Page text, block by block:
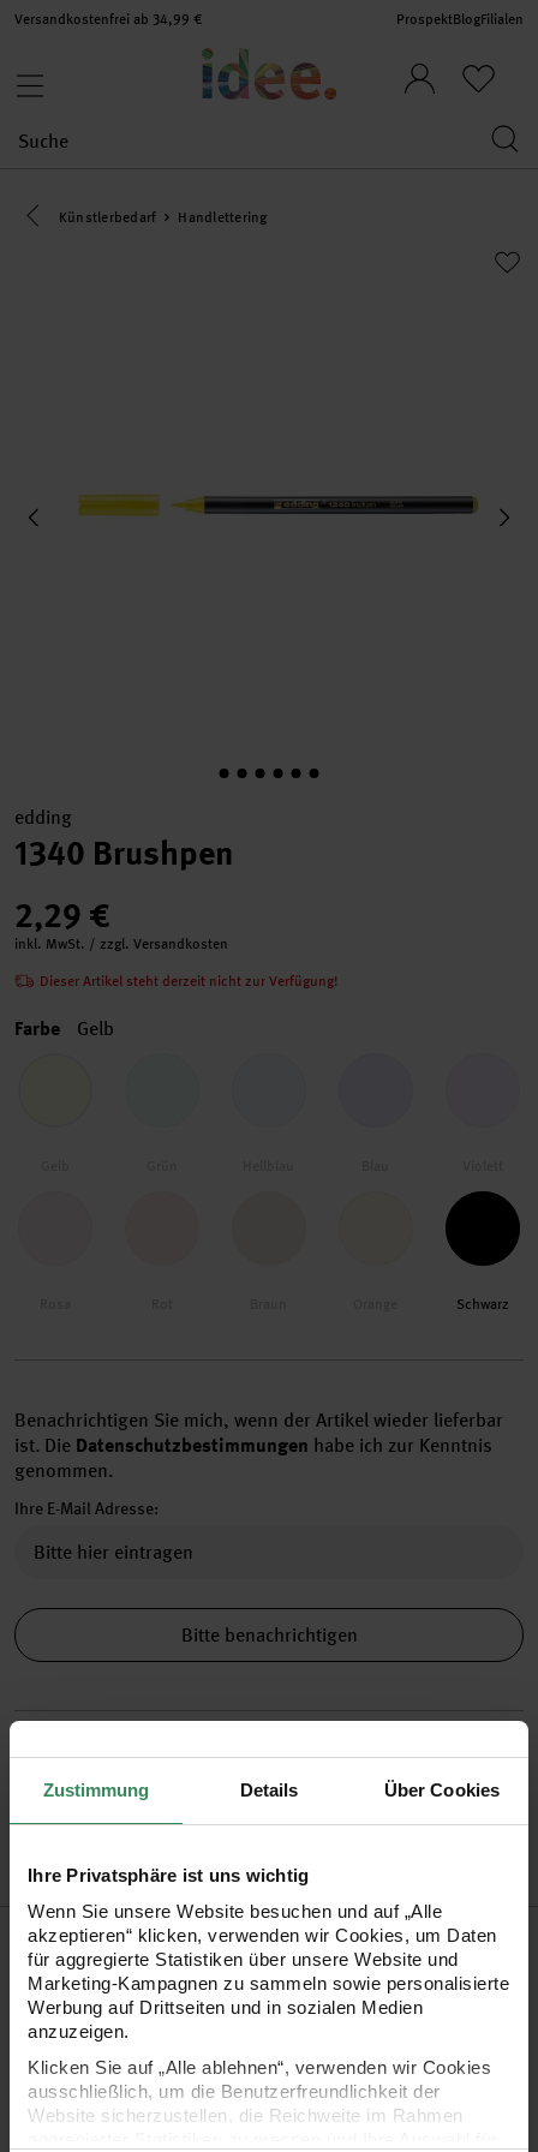
Zustimmung Details Über Cookies
Ihre Privatsphäre ist uns wichtig
Wenn Sie unsere Website besuchen und auf „Alle
akzeptieren“ klicken, verwenden wir Cookies, um Daten
für aggregierte Statistiken über unsere Website und
Marketing-Kampagnen zu sammeln sowie personalisierte
Werbung auf Drittseiten und in sozialen Medien
anzuzeigen.
Klicken Sie auf „Alle ablehnen“, verwenden wir Cookies
ausschließlich, um die Benutzerfreundlichkeit der
Website sicherzustellen, die Reichweite im Rahmen
Versandkostenfrei ab 34,99 € ProspektBlogFilialen
Eine Kategorie zurück navigieren
Künstlerbedarf Handlettering
edding
1340 Brushpen
2,29 €
inkl. MwSt. / zzgl. Versandkosten
Dieser Artikel steht derzeit nicht zur Verfügung!
Farbe Gelb
Schwarz
Benachrichtigen Sie mich, wenn der Artikel wieder lieferbar
ist. Die Datenschutzbestimmungen habe ich zur Kenntnis
genommen.
Ihre E-Mail Adresse:
Bitte benachrichtigen
Versand­kosten­frei
Kauf auf Rechnung
Kosten­lose Filial­
Produktinformation
Stiftspitze Pinselspitze
Artikel-Nr.3012431
Bestell-Nr.2096001